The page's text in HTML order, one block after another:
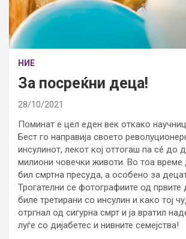
НИЕ
За посреќни деца!
28/10/2021
Поминат е цел еден век откако
Бест го направија своето
инсулинот, лекот кој оттогаш па сé до
милиони човечки животи. Во тоа време
бил смртна пресуда, а особено за
Трогателни се фотографиите од
биле третирани со инсулин и како тој
отргнал од сигурна смрт и ја вратил
луѓе со дијабетес и нивните семејства!